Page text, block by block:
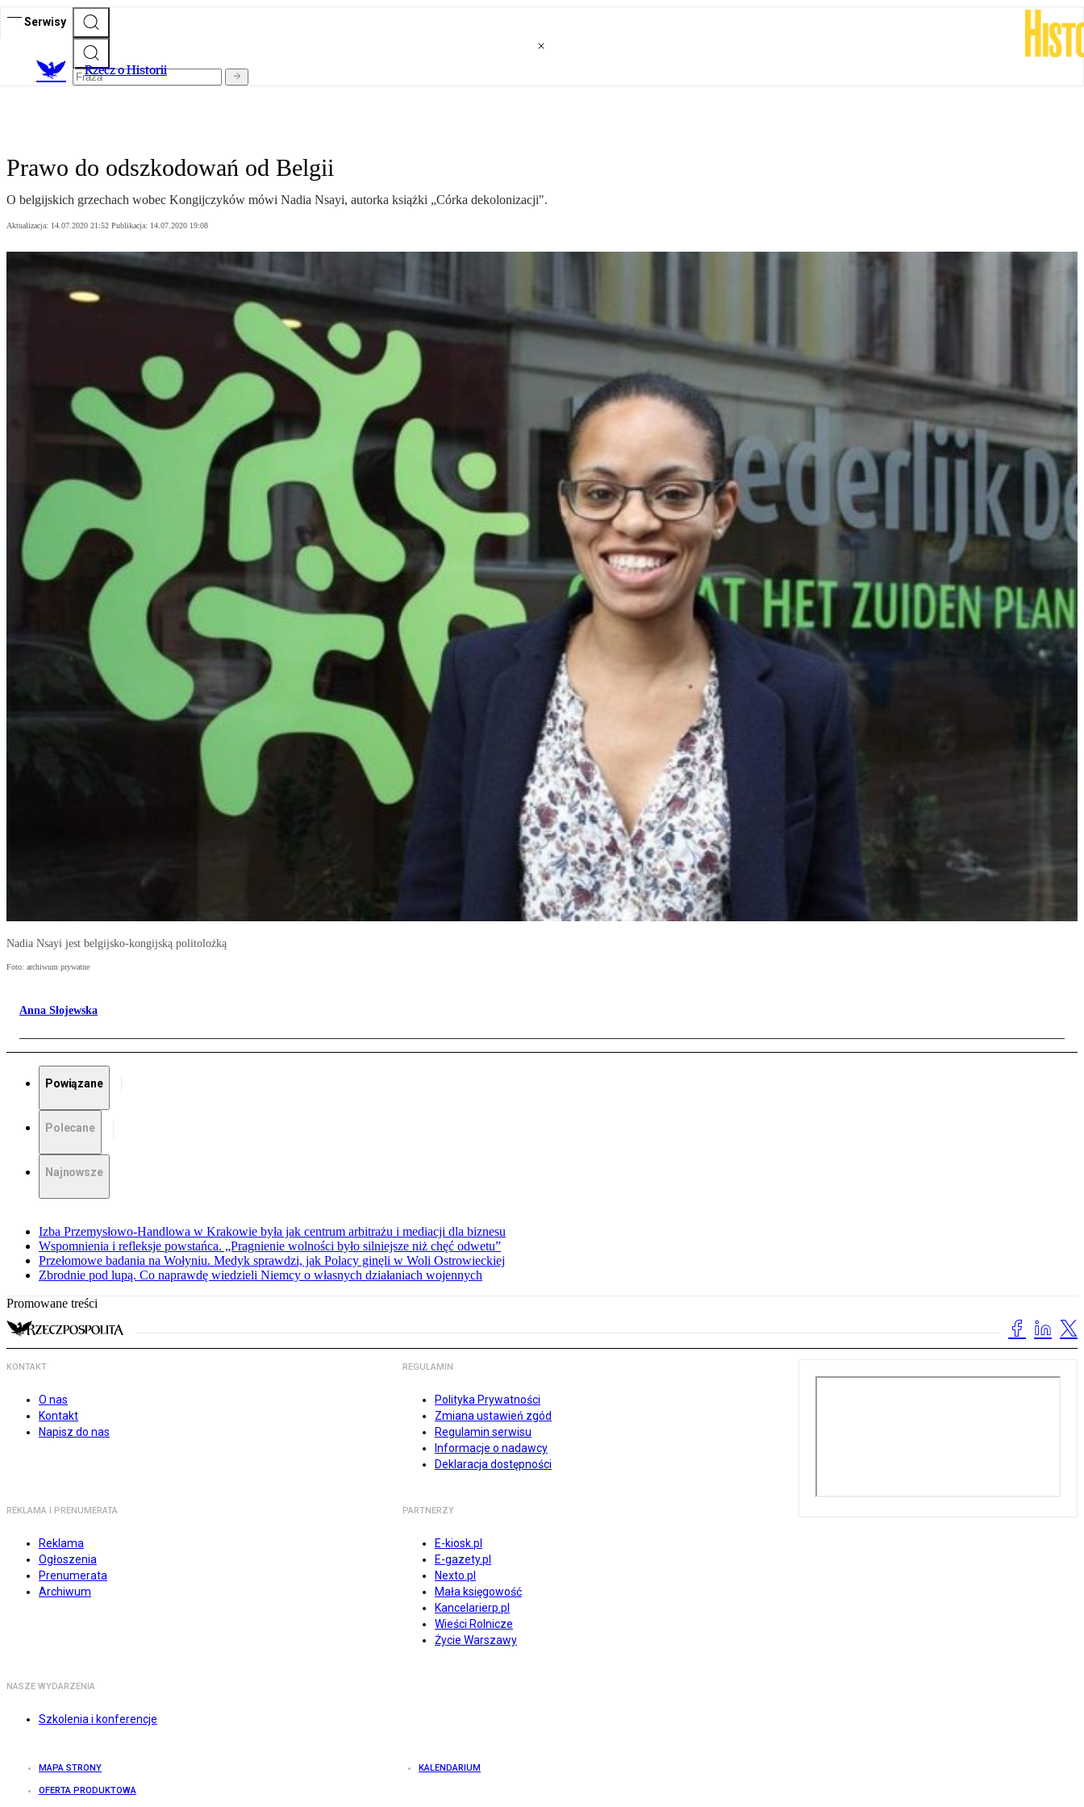
Serwisy
Rzecz o Historii
Prawo do odszkodowań od Belgii
O belgijskich grzechach wobec Kongijczyków mówi Nadia Nsayi, autorka książki „Córka dekolonizacji".
Aktualizacja: 14.07.2020 21:52 Publikacja: 14.07.2020 19:08
Nadia Nsayi jest belgijsko-kongijską politolożką
Foto: archiwum prywatne
Anna Słojewska
Powiązane
Polecane
Najnowsze
Izba Przemysłowo-Handlowa w Krakowie była jak centrum arbitrażu i mediacji dla biznesu
Wspomnienia i refleksje powstańca. „Pragnienie wolności było silniejsze niż chęć odwetu”
Przełomowe badania na Wołyniu. Medyk sprawdzi, jak Polacy ginęli w Woli Ostrowieckiej
Zbrodnie pod lupą. Co naprawdę wiedzieli Niemcy o własnych działaniach wojennych
Promowane treści
KONTAKT
O nas
Kontakt
Napisz do nas
REGULAMIN
Polityka Prywatności
Zmiana ustawień zgód
Regulamin serwisu
Informacje o nadawcy
Deklaracja dostępności
REKLAMA I PRENUMERATA
Reklama
Ogłoszenia
Prenumerata
Archiwum
PARTNERZY
E-kiosk.pl
E-gazety.pl
Nexto.pl
Mała księgowość
Kancelarierp.pl
Wieści Rolnicze
Życie Warszawy
NASZE WYDARZENIA
Szkolenia i konferencje
MAPA STRONY KALENDARIUM
OFERTA PRODUKTOWA